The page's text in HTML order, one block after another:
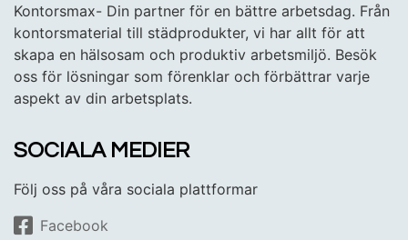
Kontorsmax- Din partner för en bättre arbetsdag. Från
kontorsmaterial till städprodukter, vi har allt för att
skapa en hälsosam och produktiv arbetsmiljö. Besök
oss för lösningar som förenklar och förbättrar varje
aspekt av din arbetsplats.
SOCIALA MEDIER
Följ oss på våra sociala plattformar
Facebook